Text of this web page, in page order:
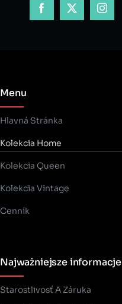
Menu
Hlavná Stránka
Kolekcia Home
Kolekcia Queen
Kolekcia Vintage
Cenník
Najważniejsze informacje
Starostlivosť A Záruka